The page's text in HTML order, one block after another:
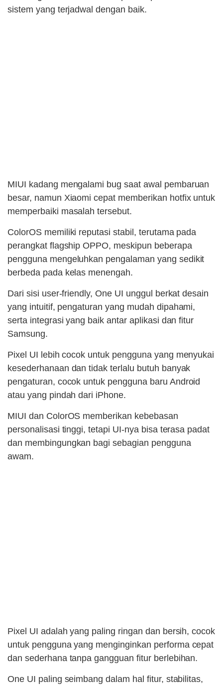
sistem yang terjadwal dengan baik.
MIUI kadang mengalami bug saat awal pembaruan
besar, namun Xiaomi cepat memberikan hotfix untuk
memperbaiki masalah tersebut.
ColorOS memiliki reputasi stabil, terutama pada
perangkat flagship OPPO, meskipun beberapa
pengguna mengeluhkan pengalaman yang sedikit
berbeda pada kelas menengah.
Dari sisi user-friendly, One UI unggul berkat desain
yang intuitif, pengaturan yang mudah dipahami,
serta integrasi yang baik antar aplikasi dan fitur
Samsung.
Pixel UI lebih cocok untuk pengguna yang menyukai
kesederhanaan dan tidak terlalu butuh banyak
pengaturan, cocok untuk pengguna baru Android
atau yang pindah dari iPhone.
MIUI dan ColorOS memberikan kebebasan
personalisasi tinggi, tetapi UI-nya bisa terasa padat
dan membingungkan bagi sebagian pengguna
awam.
Pixel UI adalah yang paling ringan dan bersih, cocok
untuk pengguna yang menginginkan performa cepat
dan sederhana tanpa gangguan fitur berlebihan.
One UI paling seimbang dalam hal fitur, stabilitas,